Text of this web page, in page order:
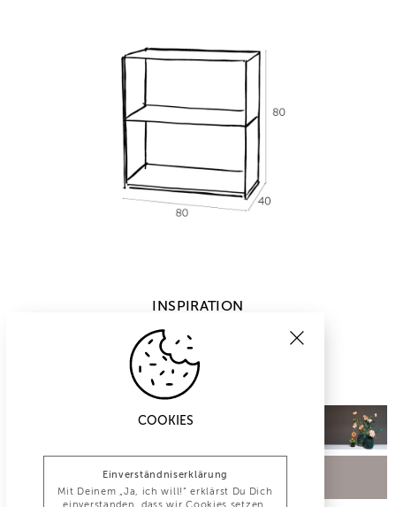
INSPIRATION
COOKIES
Einverständniserklärung
Mit Deinem „Ja, ich will!“ erklärst Du Dich
einverstanden, dass wir Cookies setzen.